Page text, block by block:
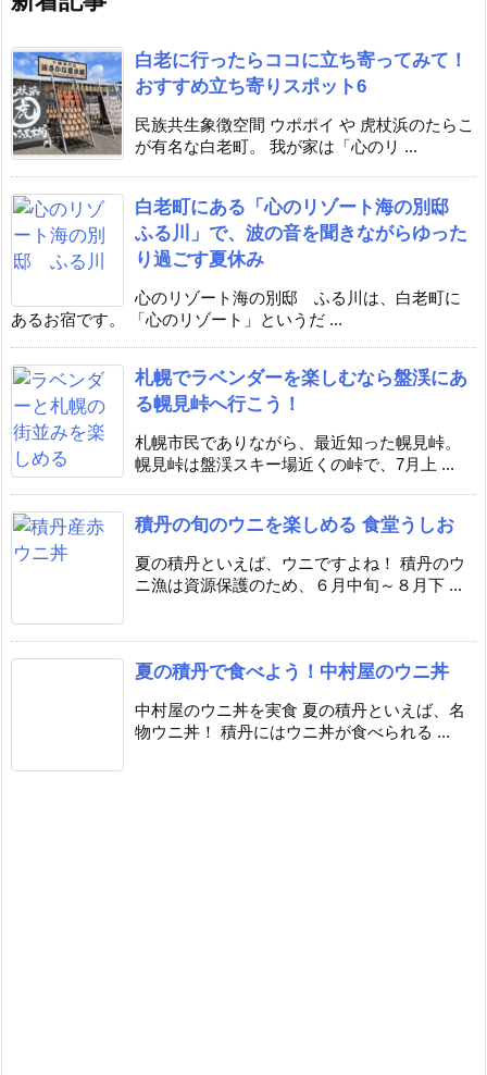
白老に行ったらココに立ち寄ってみて！
おすすめ立ち寄りスポット6
民族共生象徴空間 ウポポイ や 虎杖浜のたらこ
が有名な白老町。 我が家は「心のリ ...
白老町にある「心のリゾート海の別邸
ふる川」で、波の音を聞きながらゆった
り過ごす夏休み
心のリゾート海の別邸 ふる川は、白老町に
あるお宿です。 「心のリゾート」というだ ...
札幌でラベンダーを楽しむなら盤渓にあ
る幌見峠へ行こう！
札幌市民でありながら、最近知った幌見峠。
幌見峠は盤渓スキー場近くの峠で、7月上 ...
積丹の旬のウニを楽しめる 食堂うしお
夏の積丹といえば、ウニですよね！ 積丹のウ
ニ漁は資源保護のため、６月中旬～８月下 ...
夏の積丹で食べよう！中村屋のウニ丼
中村屋のウニ丼を実食 夏の積丹といえば、名
物ウニ丼！ 積丹にはウニ丼が食べられる ...